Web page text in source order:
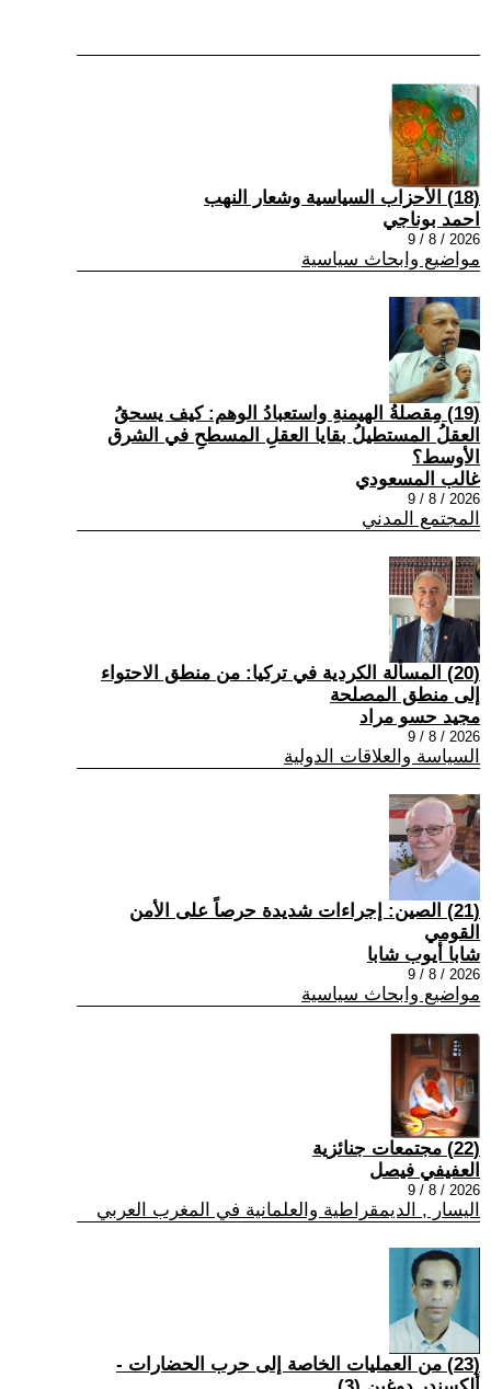
(18) الأحزاب السياسية وشعار النهب
احمد بوناجي
2026 / 8 / 9
مواضيع وابحاث سياسية
(19) مِقصلةُ الهيمنةِ واستعبادُ الوهم: كيف يسحقُ
العقلُ المستطيلُ بقايا العقلِ المسطحِ في الشرق
الأوسط؟
غالب المسعودي
2026 / 8 / 9
المجتمع المدني
(20) المسألة الكردية في تركيا: من منطق الاحتواء
إلى منطق المصلحة
مجيد حسو مراد
2026 / 8 / 9
السياسة والعلاقات الدولية
(21) الصين: إجراءات شديدة حرصاً على الأمن
القومي
شابا أيوب شابا
2026 / 8 / 9
مواضيع وابحاث سياسية
(22) مجتمعات جنائزية
العفيفي فيصل
2026 / 8 / 9
اليسار , الديمقراطية والعلمانية في المغرب العربي
(23) من العمليات الخاصة إلى حرب الحضارات -